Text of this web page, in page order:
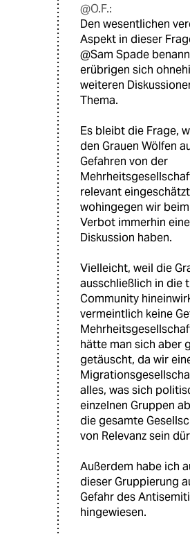
@O.F.:
Den wesentlichen
Aspekt in dieser
@Sam Spade
erübrigen sich
weiteren
Thema.
Es bleibt die Frage,
den Grauen Wölfen
Gefahren von der
relevant
wohingegen wir
Verbot immerhin
Diskussion haben.
Vielleicht, weil die
ausschließlich in die
Community
vermeintlich keine
hätte man sich aber
getäuscht, da wir
alles, was sich
einzelnen Gruppen
die gesamte
von Relevanz sein
Außerdem habe ich
dieser Gruppierung
Gefahr des
hingewiesen.